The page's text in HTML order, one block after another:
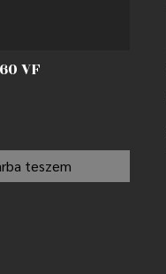
VF
teszem